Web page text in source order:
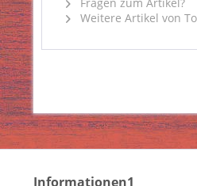
Weitere Artikel von
Informationen1